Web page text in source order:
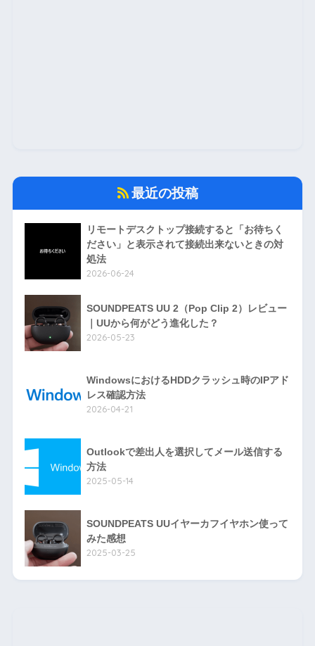
最近の投稿
リモートデスクトップ接続すると「お待ちく
ださい」と表示されて接続出来ないときの対
処法
2026-06-24
SOUNDPEATS UU 2（Pop Clip 2）レビュー
｜UUから何がどう進化した？
2026-05-23
WindowsにおけるHDDクラッシュ時のIPアド
レス確認方法
2026-04-21
Outlookで差出人を選択してメール送信する
方法
2025-05-14
SOUNDPEATS UUイヤーカフイヤホン使って
みた感想
2025-03-25